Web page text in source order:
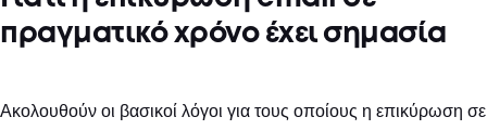
πραγματικό χρόνο έχει σημασία
Ακολουθούν οι βασικοί λόγοι για τους οποίους η επικύρωση σε